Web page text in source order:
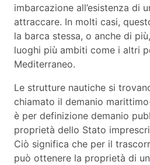
imbarcazione all’esistenza di
attraccare. In molti casi,
la barca stessa, o anche di
luoghi più ambiti come i altri
Mediterraneo.
Le strutture nautiche si
chiamato il demanio
è per definizione demanio
proprietà dello Stato
Ciò significa che per il
può ottenere la proprietà di